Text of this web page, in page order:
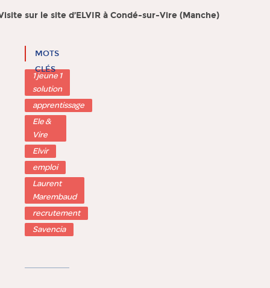
sur le site d’ELVIR à Condé-sur-Vire (Manche)
MOTS
CLÉS
1 jeune 1
solution
apprentissage
Ele &
Vire
Elvir
emploi
Laurent
Marembaud
recrutement
Savencia